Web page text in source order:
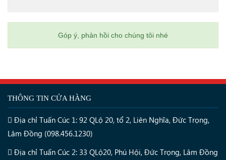
Góp ý, phản hồi cho chúng tôi nhé
THÔNG TIN CỬA HÀNG
Địa chỉ Tuấn Cúc 1: 92 QLộ 20, tổ 2, Liên Nghĩa, Đức Trọng,
Lâm Đồng (098.456.1230)
Địa chỉ Tuấn Cúc 2: 33 QLộ20, Phú Hội, Đức Trọng, Lâm Đồng